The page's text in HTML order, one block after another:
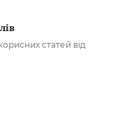
статей від